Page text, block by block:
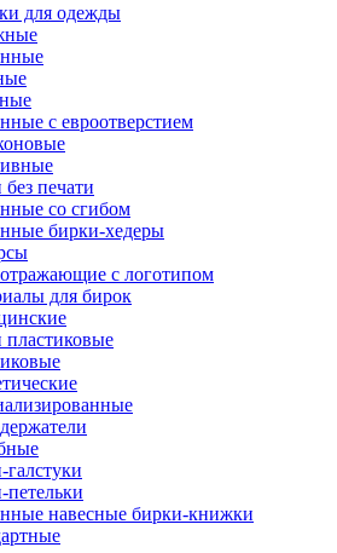
для одежды
с евроотверстием
печати
со сгибом
бирки-хедеры
с логотипом
для бирок
пластиковые
петельки
навесные бирки-книжки